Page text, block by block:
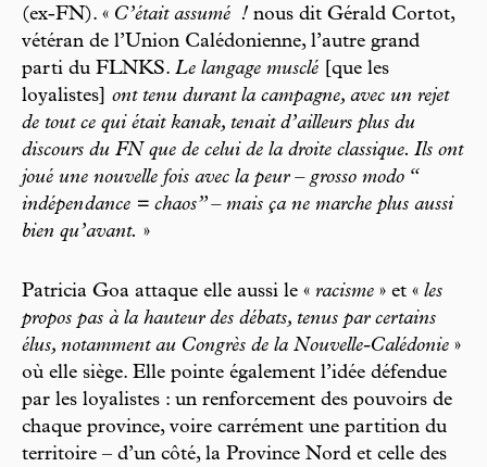
(ex-FN). « C’était assumé ! nous dit Gérald Cortot,
vétéran de l’Union Calédonienne, l’autre grand
parti du FLNKS. Le langage musclé
[que les
loyalistes] ont tenu durant la campagne, avec un rejet
de tout ce qui était kanak, tenait d’ailleurs plus du
discours du FN que de celui de la droite classique. Ils ont
joué une nouvelle fois avec la peur – grosso modo “
indépendance = chaos” – mais ça ne marche plus aussi
bien qu’avant. »
Patricia Goa attaque elle aussi le « racisme » et « les
propos pas à la hauteur des débats, tenus par certains
élus, notamment au Congrès de la Nouvelle-Calédonie »
où elle siège. Elle pointe également l’idée défendue
par les loyalistes : un renforcement des pouvoirs de
chaque province, voire carrément une partition du
territoire – d’un côté, la Province Nord et celle des